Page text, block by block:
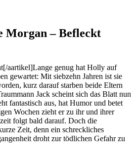
Morgan – Befleckt
aartikel]Lange genug hat Holly auf
gewartet: Mit siebzehn Jahren ist sie
kurz darauf starben beide Eltern
Jack scheint sich das Blatt nun
fantastisch aus, hat Humor und betet
Wochen zieht er zu ihr und ihrer
folgt bald darauf. Doch die
Zeit, denn ein schreckliches
droht zur tödlichen Gefahr zu